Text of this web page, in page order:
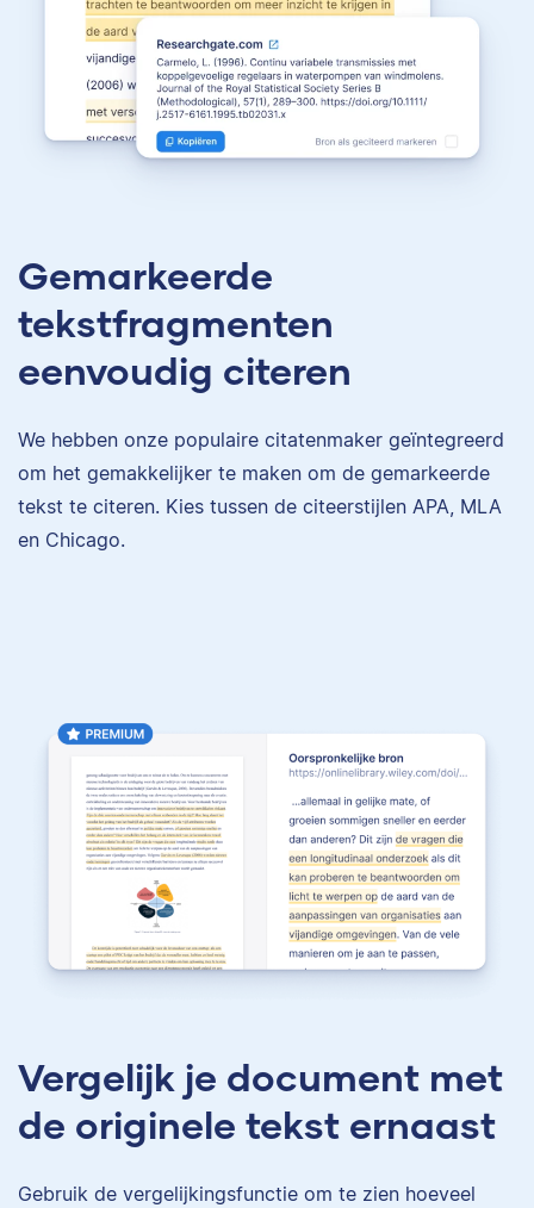
Gemarkeerde
tekstfragmenten
eenvoudig citeren
We hebben onze populaire citatenmaker geïntegreerd
om het gemakkelijker te maken om de gemarkeerde
tekst te citeren. Kies tussen de citeerstijlen APA, MLA
en Chicago.
Vergelijk je document met
de originele tekst ernaast
Gebruik de vergelijkingsfunctie om te zien hoeveel